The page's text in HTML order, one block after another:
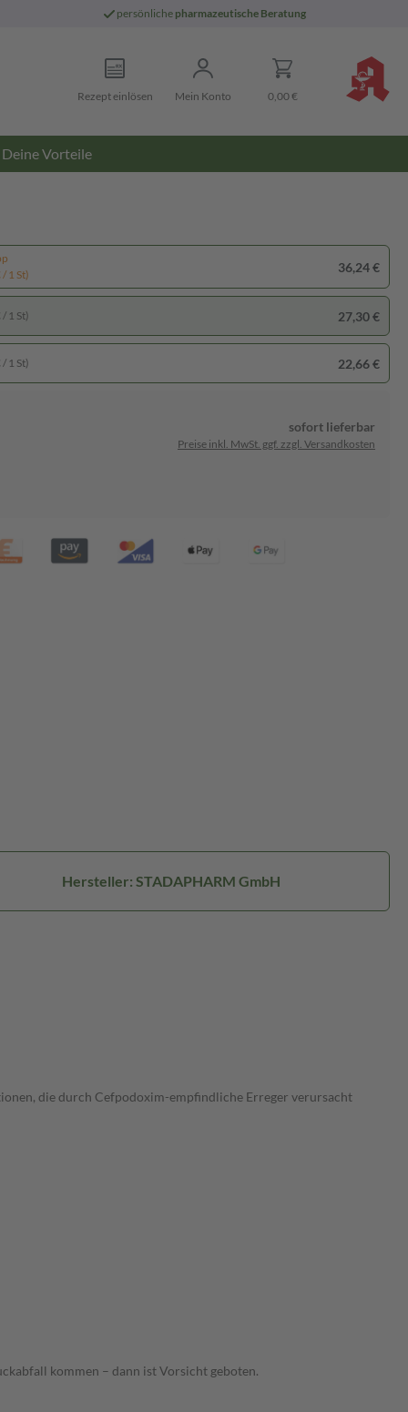
persönliche pharmazeutische Beratung
Rezept einlösen Mein Konto 0,00 €
Deine Vorteile
1 St)
36,24 €
1 St) 27,30 €
1 St) 22,66 €
sofort lieferbar
Preise inkl. MwSt. ggf. zzgl. Versandkosten
Hersteller: STADAPHARM GmbH
die durch Cefpodoxim-empfindliche Erreger verursacht
kommen – dann ist Vorsicht geboten.